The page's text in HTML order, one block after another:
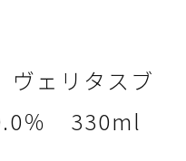
ェリタスブ
％ 330ml